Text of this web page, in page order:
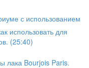
с использованием
использовать для
(25:40)
лака Bourjois Paris.